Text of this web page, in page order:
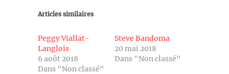
Articles similaires
Peggy Viallat-
Langlois
6 août 2018
Dans "Non classé"
Steve Bandoma
20 mai 2018
Dans "Non classé"